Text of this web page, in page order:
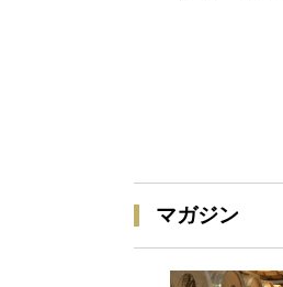
マガジン